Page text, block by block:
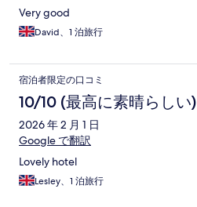
Very good
David、1 泊旅行
宿泊者限定の口コミ
10/10 (最高に素晴らしい)
2026 年 2 月 1 日
Google で翻訳
Lovely hotel
Lesley、1 泊旅行